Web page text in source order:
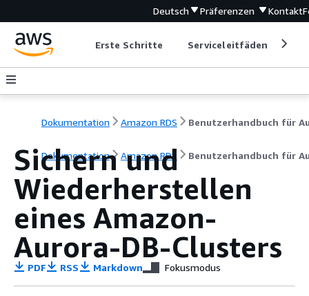
Deutsch Präferenzen Kontakt
Erste Schritte Serviceleitfäden
Dokumentation Amazon RDS
Dokumentation Amazon RDS Benutzerhandbuch für
Sichern und
Wiederherstellen
eines Amazon-
Aurora-DB-Clusters
PDF RSS Markdown Fokusmodus